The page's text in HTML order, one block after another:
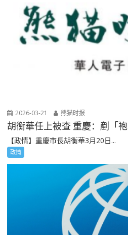
2026-03-21 熊猫时报
胡衡華任上被查 重慶：剷「
【政情】重慶市長胡衡華3月20日...
政情